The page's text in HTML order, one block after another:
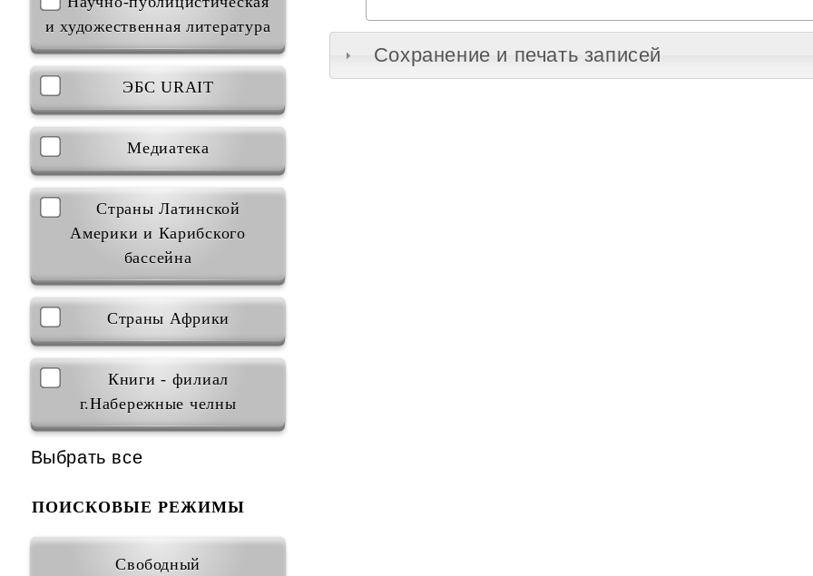
и художественная литература
ЭБС URAIT
Медиатека
Страны Латинской
Америки и Карибского
бассейна
Страны Африки
Книги - филиал
г.Набережные челны
Выбрать все
ПОИСКОВЫЕ РЕЖИМЫ
Свободный
Сохранение и печать записей